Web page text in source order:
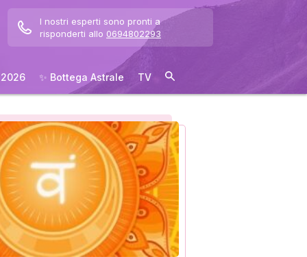
I nostri esperti sono pronti a
risponderti allo 0694802293
2026 ✨ Bottega Astrale TV